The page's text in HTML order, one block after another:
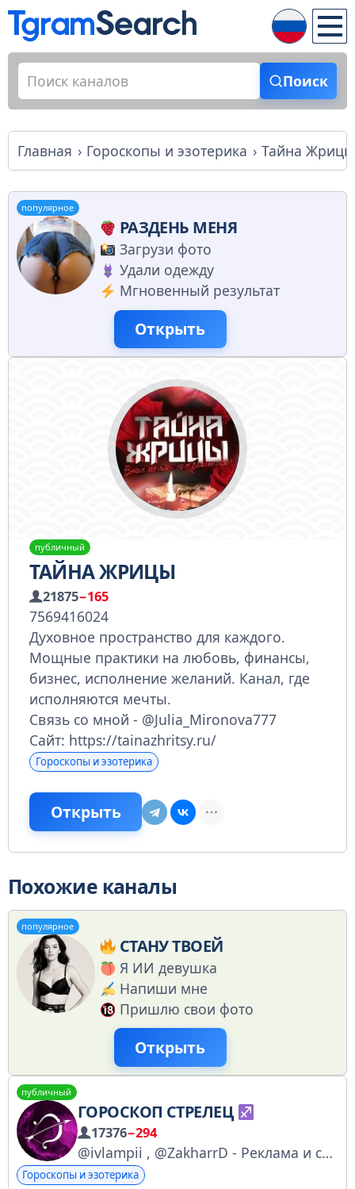
Поиск
Главная Гороскопы и эзотерика Тайна Жрицы
популярное
РАЗДЕНЬ МЕНЯ
Загрузи фото
Удали одежду
Мгновенный результат
Открыть
публичный
ТАЙНА ЖРИЦЫ
21875−165
7569416024
Духовное пространство для каждого.
Мощные практики на любовь, финансы,
бизнес, исполнение желаний. Канал, где
исполняются мечты.
Связь со мной - @Julia_Mironova777
Сайт: https://tainazhritsy.ru/
Гороскопы и эзотерика
Открыть
Похожие каналы
популярное
СТАНУ ТВОЕЙ
Я ИИ девушка
Напиши мне
Пришлю свои фото
Открыть
публичный
ГОРОСКОП СТРЕЛЕЦ
17376−294
@ivlampii , @ZakharrD - Реклама и сотрудничество @znaki_vse - остальные знаки зодиака
Гороскопы и эзотерика